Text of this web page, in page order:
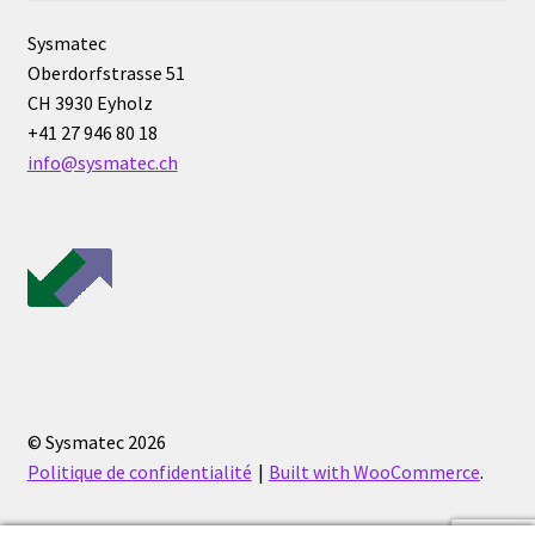
Filtres
Four
Incubateurs
Lampes UV
Lecteur de microplaque
Logiciel de supervision FNet
Sysmatec
Oberdorfstrasse 51
CH 3930 Eyholz
+41 27 946 80 18
info@sysmatec.ch
© Sysmatec 2026
Politique de confidentialité
Built with WooCommerce.